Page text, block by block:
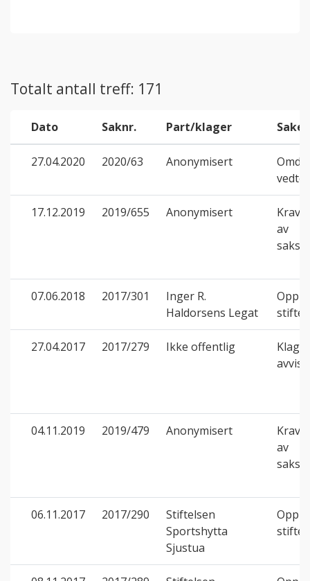
Totalt antall treff: 171
Dato Saknr. Part/klager
27.04.2020 2020/63 Anonymisert
17.12.2019 2019/655 Anonymisert
Krav
av
07.06.2018 2017/301
Inger R.
Haldorsens Legat
27.04.2017 2017/279 Ikke offentlig
Klage
04.11.2019 2019/479 Anonymisert
Krav
av
06.11.2017 2017/290
Stiftelsen
Sportshytta
Sjustua